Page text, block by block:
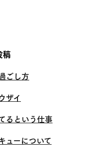
稿
ごし方
ザイ
るという仕事
ューについて